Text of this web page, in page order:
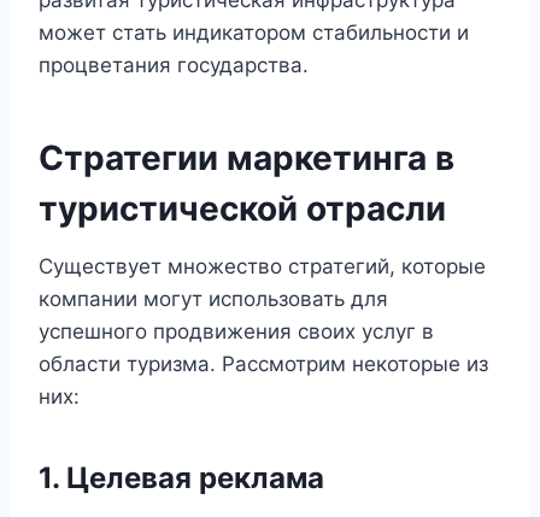
может стать индикатором стабильности и
процветания государства.
Стратегии маркетинга в
туристической отрасли
Существует множество стратегий, которые
компании могут использовать для
успешного продвижения своих услуг в
области туризма. Рассмотрим некоторые из
них:
1. Целевая реклама